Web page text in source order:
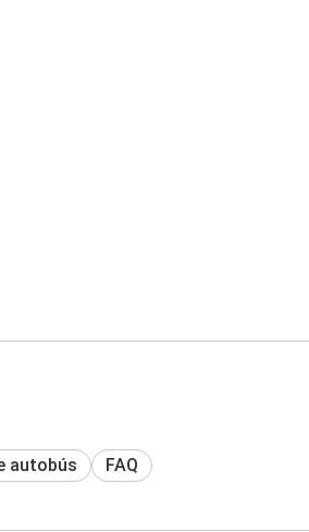
autobús FAQ